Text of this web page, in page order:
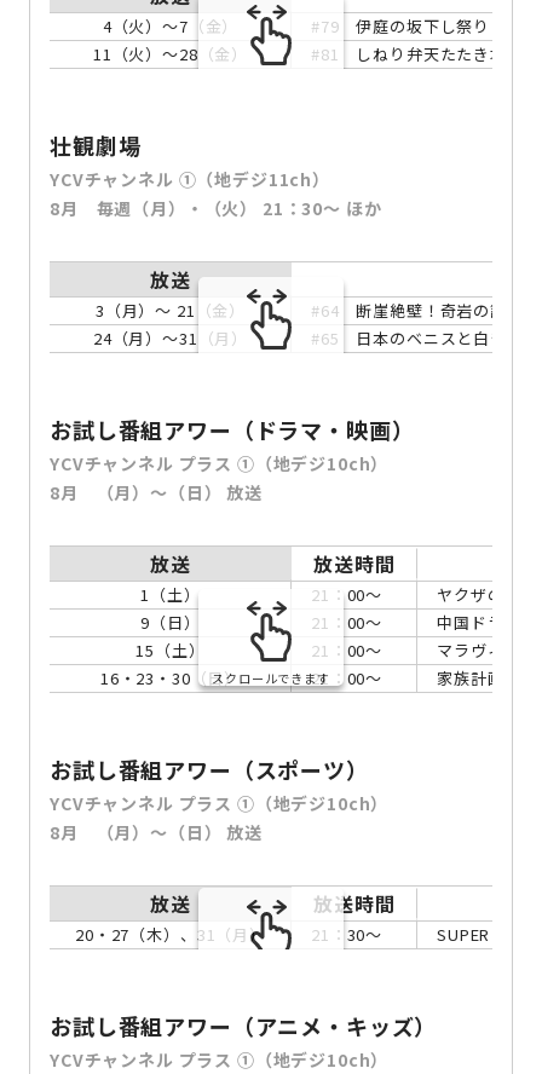
4（火）～7（金）
#79 伊庭の坂下し祭り（滋
11（火）～28（金）
#81 しねり弁天たたき地蔵
壮観劇場
YCVチャンネル ①（地デジ11ch）
8月 毎週（月）・（火） 21：30～ ほか
放送
3（月）～ 21（金）
#64 断崖絶壁！奇岩の誘(い
24（月）～31（月）
#65 日本のベニスと白き帆
お試し番組アワー（ドラマ・映画）
YCVチャンネル プラス ①（地デジ10ch）
8月 （月）～（日） 放送
放送 放送時間
1（土） 21：00～
ヤクザの俺
9（日）
21：00～
中国ドラマ
15（土）
21：00～
マラヴィー
16・23・30（日）
21：00～ 家族計画 第
スクロールできます
お試し番組アワー（スポーツ）
YCVチャンネル プラス ①（地デジ10ch）
8月 （月）～（日） 放送
放送 放送時間
20・27（木）、31（月） 21：30～ SUPER GTツ
お試し番組アワー（アニメ・キッズ）
YCVチャンネル プラス ①（地デジ10ch）